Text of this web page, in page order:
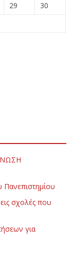
29
30
σχολές που
για